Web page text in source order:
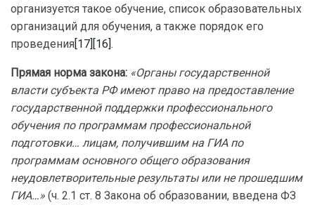
организуется такое обучение, список образовательных
организаций для обучения, а также порядок его
проведения[17] [16].
Прямая норма закона: «Органы государственной
власти субъекта РФ имеют право на предоставление
государственной поддержки профессионального
обучения по программам профессиональной
подготовки… лицам, получившим на ГИА по
программам основного общего образования
неудовлетворительные результаты или не прошедшим
ГИА…» (ч. 2.1 ст. 8 Закона об образовании, введена ФЗ